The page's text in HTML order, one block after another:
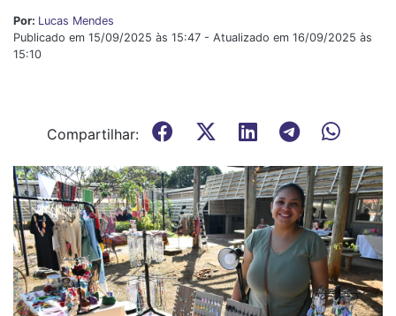
Por: Lucas Mendes
Publicado em 15/09/2025 às 15:47 - Atualizado em 16/09/2025 às
15:10
Compartilhar: